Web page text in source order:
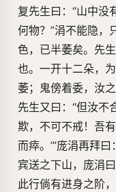
复先生曰：“山中没
何物？”涓不能隐，
色，已半萎矣。先
也。一开十二朵，
萎；鬼傍着委，汝
先生又曰：“但汝不
欺，不可不戒！吾
而瘁。’”庞涓再拜
宾送之下山，庞涓
此行倘有进身之阶